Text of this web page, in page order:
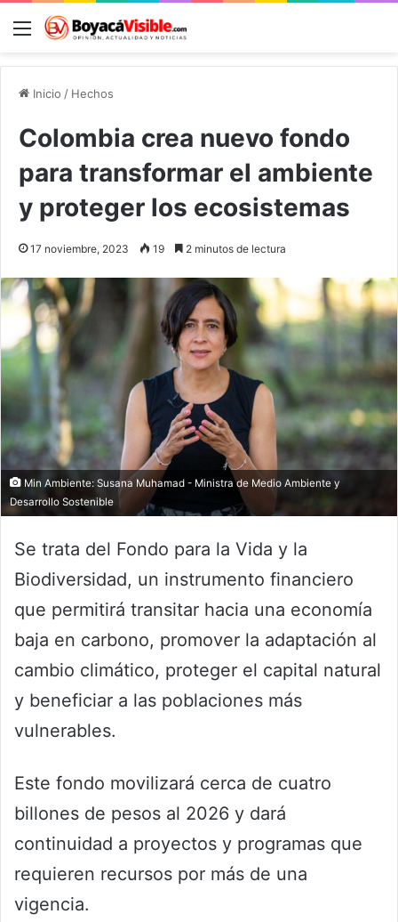
Menú
Inicio / Hechos
Colombia crea nuevo fondo
para transformar el ambiente
y proteger los ecosistemas
17 noviembre, 2023 19 2 minutos de lectura
Min Ambiente: Susana Muhamad - Ministra de Medio Ambiente y
Desarrollo Sostenible
Se trata del Fondo para la Vida y la
Biodiversidad, un instrumento financiero
que permitirá transitar hacia una economía
baja en carbono, promover la adaptación al
cambio climático, proteger el capital natural
y beneficiar a las poblaciones más
vulnerables.
Este fondo movilizará cerca de cuatro
billones de pesos al 2026 y dará
continuidad a proyectos y programas que
requieren recursos por más de una
vigencia.